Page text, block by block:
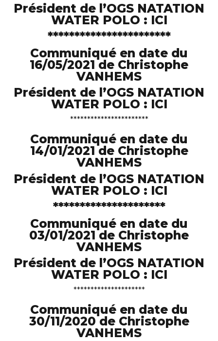
Président de l’OGS NATATION
WATER POLO : ICI
***********************
Communiqué en date du
16/05/2021 de Christophe
VANHEMS
Président de l’OGS NATATION
WATER POLO : ICI
***********************
Communiqué en date du
14/01/2021 de Christophe
VANHEMS
Président de l’OGS NATATION
WATER POLO : ICI
*********************
Communiqué en date du
03/01/2021 de Christophe
VANHEMS
Président de l’OGS NATATION
WATER POLO : ICI
*********************
Communiqué en date du
30/11/2020 de Christophe
VANHEMS